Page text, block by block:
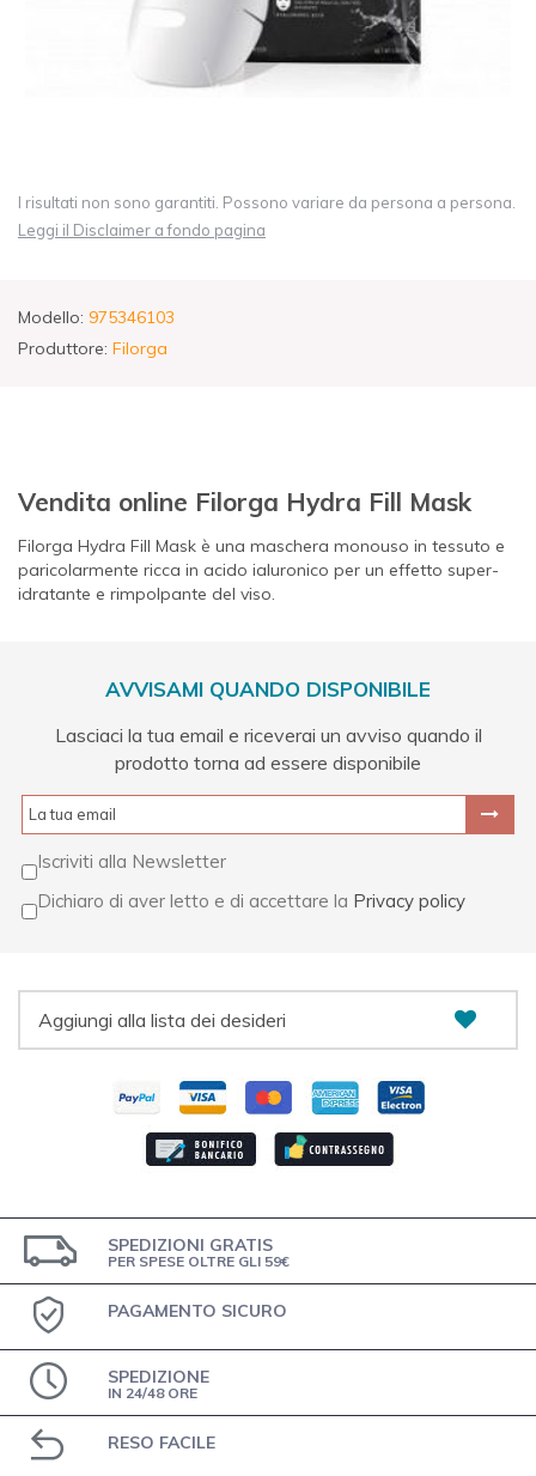
I risultati non sono garantiti. Possono variare da persona a persona.
Leggi il Disclaimer a fondo pagina
Modello: 975346103
Produttore: Filorga
Vendita online Filorga Hydra Fill Mask
Filorga Hydra Fill Mask è una maschera monouso in tessuto e
paricolarmente ricca in acido ialuronico per un effetto super-
idratante e rimpolpante del viso.
AVVISAMI QUANDO DISPONIBILE
Lasciaci la tua email e riceverai un avviso quando il
prodotto torna ad essere disponibile
Iscriviti alla Newsletter
Dichiaro di aver letto e di accettare la Privacy policy
Aggiungi alla lista dei desideri
SPEDIZIONI GRATIS
PER SPESE OLTRE GLI 59€
PAGAMENTO SICURO
SPEDIZIONE
IN 24/48 ORE
RESO FACILE